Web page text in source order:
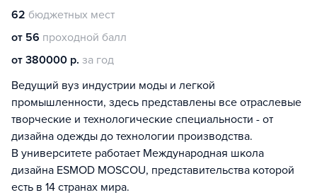
62 бюджетных мест
от 56 проходной балл
от 380000 р. за год
Ведущий вуз индустрии моды и легкой
промышленности, здесь представлены все отраслевые
творческие и технологические специальности - от
дизайна одежды до технологии производства.
В университете работает Международная школа
дизайна ESMOD MOSCOU, представительства которой
есть в 14 странах мира.